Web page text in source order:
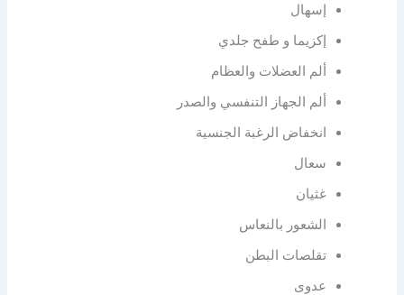
إسهال
إكزيما و طفح جلدي
ألم العضلات والعظام
ألم الجهاز التنفسي والصدر
انخفاض الرغبة الجنسية
سعال
غثيان
الشعور بالنعاس
تقلصات البطن
عدوى